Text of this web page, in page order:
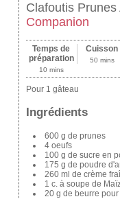
Clafoutis
Companion
Temps de
préparation
10 mins
Cuisson
50 mins
Pour 1 gâteau
Ingrédients
600 g de prunes
4 oeufs
100 g de sucre en
175 g de poudre
260 ml de crème
1 c. à soupe de
20 g de beurre